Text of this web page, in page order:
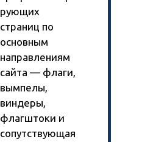
рующих
страниц по
основным
направлениям
сайта — флаги,
вымпелы,
виндеры,
флагштоки и
сопутствующая